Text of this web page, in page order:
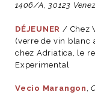
ART ET DESIGN
1406/A, 30123
DÉJEUNER / Chez
(verre de vin blanc
chez Adriatica, le
Experimental
Vecio Marangon ,